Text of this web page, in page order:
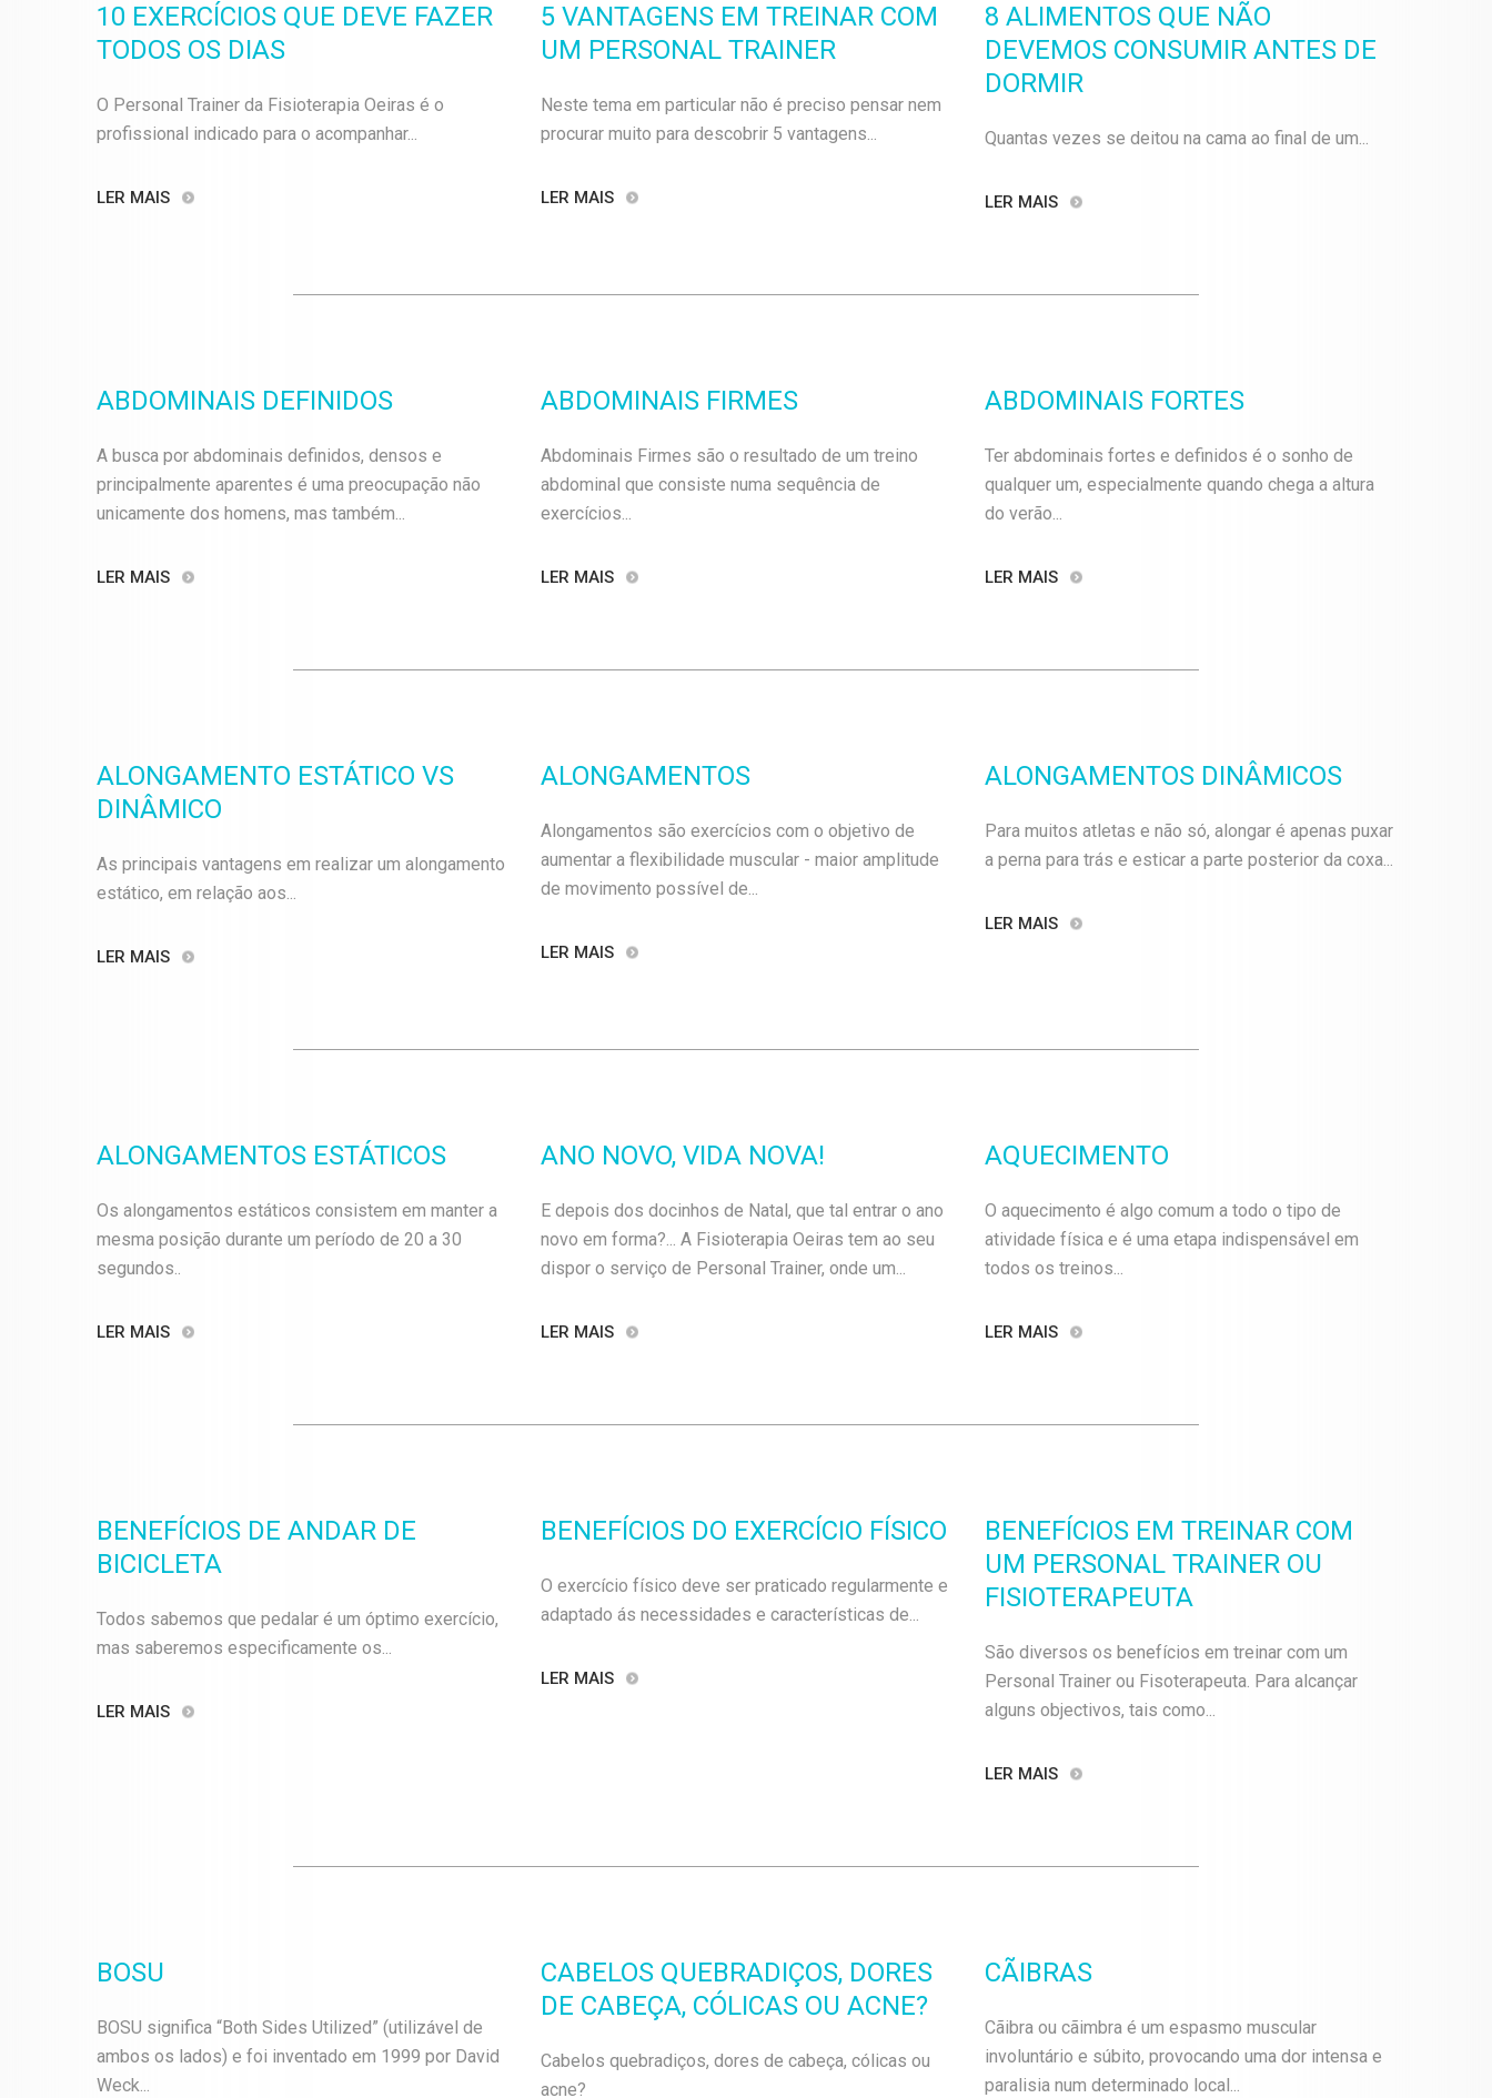
10 EXERCÍCIOS QUE DEVE FAZER
TODOS OS DIAS
O Personal Trainer da Fisioterapia Oeiras é o
profissional indicado para o acompanhar...
LER MAIS
5 VANTAGENS EM TREINAR COM
UM PERSONAL TRAINER
Neste tema em particular não é preciso pensar nem
procurar muito para descobrir 5 vantagens...
LER MAIS
8 ALIMENTOS QUE NÃO
DEVEMOS CONSUMIR ANTES DE
DORMIR
Quantas vezes se deitou na cama ao final de um...
LER MAIS
ABDOMINAIS DEFINIDOS
A busca por abdominais definidos, densos e
principalmente aparentes é uma preocupação não
unicamente dos homens, mas também...
LER MAIS
ABDOMINAIS FIRMES
Abdominais Firmes são o resultado de um treino
abdominal que consiste numa sequência de
exercícios...
LER MAIS
ABDOMINAIS FORTES
Ter abdominais fortes e definidos é o sonho de
qualquer um, especialmente quando chega a altura
do verão...
LER MAIS
ALONGAMENTO ESTÁTICO VS
DINÂMICO
As principais vantagens em realizar um alongamento
estático, em relação aos...
LER MAIS
ALONGAMENTOS
Alongamentos são exercícios com o objetivo de
aumentar a flexibilidade muscular - maior amplitude
de movimento possível de...
LER MAIS
ALONGAMENTOS DINÂMICOS
Para muitos atletas e não só, alongar é apenas puxar
a perna para trás e esticar a parte posterior da coxa...
LER MAIS
ALONGAMENTOS ESTÁTICOS
Os alongamentos estáticos consistem em manter a
mesma posição durante um período de 20 a 30
segundos..
LER MAIS
ANO NOVO, VIDA NOVA!
E depois dos docinhos de Natal, que tal entrar o ano
novo em forma?... A Fisioterapia Oeiras tem ao seu
dispor o serviço de Personal Trainer, onde um...
LER MAIS
AQUECIMENTO
O aquecimento é algo comum a todo o tipo de
atividade física e é uma etapa indispensável em
todos os treinos...
LER MAIS
BENEFÍCIOS DE ANDAR DE
BICICLETA
Todos sabemos que pedalar é um óptimo exercício,
mas saberemos especificamente os...
LER MAIS
BENEFÍCIOS DO EXERCÍCIO FÍSICO
O exercício físico deve ser praticado regularmente e
adaptado ás necessidades e características de...
LER MAIS
BENEFÍCIOS EM TREINAR COM
UM PERSONAL TRAINER OU
FISIOTERAPEUTA
São diversos os benefícios em treinar com um
Personal Trainer ou Fisoterapeuta. Para alcançar
alguns objectivos, tais como...
LER MAIS
BOSU
BOSU significa “Both Sides Utilized” (utilizável de
ambos os lados) e foi inventado em 1999 por David
Weck...
CABELOS QUEBRADIÇOS, DORES
DE CABEÇA, CÓLICAS OU ACNE?
Cabelos quebradiços, dores de cabeça, cólicas ou
acne?
CÃIBRAS
Cãibra ou cãimbra é um espasmo muscular
involuntário e súbito, provocando uma dor intensa e
paralisia num determinado local...